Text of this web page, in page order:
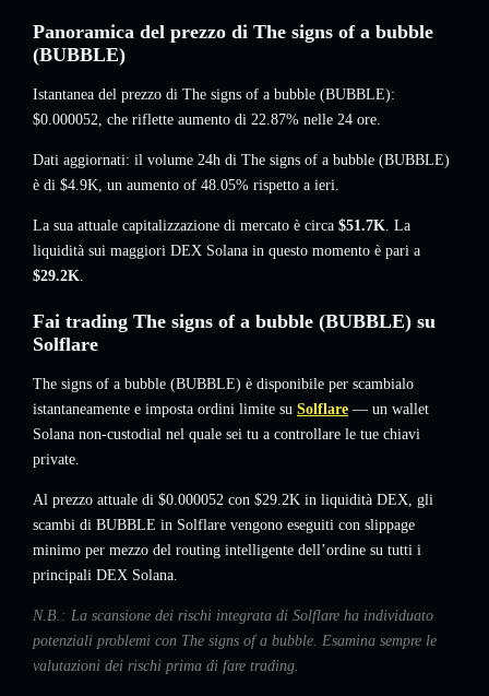
Panoramica del prezzo di The signs of a bubble
(BUBBLE)
Istantanea del prezzo di The signs of a bubble (BUBBLE):
$0.000052, che riflette aumento di 22.87% nelle 24 ore.
Dati aggiornati: il volume 24h di The signs of a bubble (BUBBLE)
è di $4.9K, un aumento of 48.05% rispetto a ieri.
La sua attuale capitalizzazione di mercato è circa $51.7K. La
liquidità sui maggiori DEX Solana in questo momento è pari a
$29.2K.
Fai trading The signs of a bubble (BUBBLE) su
Solflare
The signs of a bubble (BUBBLE) è disponibile per scambialo
istantaneamente e imposta ordini limite su Solflare — un wallet
Solana non-custodial nel quale sei tu a controllare le tue chiavi
private.
Al prezzo attuale di $0.000052 con $29.2K in liquidità DEX, gli
scambi di BUBBLE in Solflare vengono eseguiti con slippage
minimo per mezzo del routing intelligente dell’ordine su tutti i
principali DEX Solana.
N.B.: La scansione dei rischi integrata di Solflare ha individuato
potenziali problemi con The signs of a bubble. Esamina sempre le
valutazioni dei rischi prima di fare trading.